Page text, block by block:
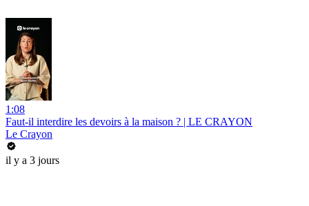
1:08
Faut-il interdire les devoirs à la maison ? | LE CRAYON
Le Crayon
il y a 3 jours